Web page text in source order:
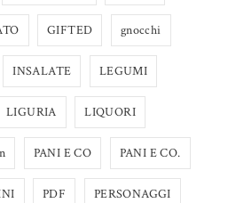
GIFTED gnocchi
INSALATE LEGUMI
LIGURIA LIQUORI
PANI E CO PANI E CO.
PDF PERSONAGGI